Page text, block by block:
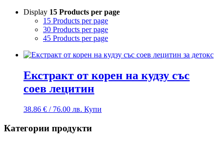
Display 15 Products per page
15 Products per page
30 Products per page
45 Products per page
Екстракт от корен на кудзу със
соев лецитин
38.86 € / 76.00 лв. Купи
Категории продукти